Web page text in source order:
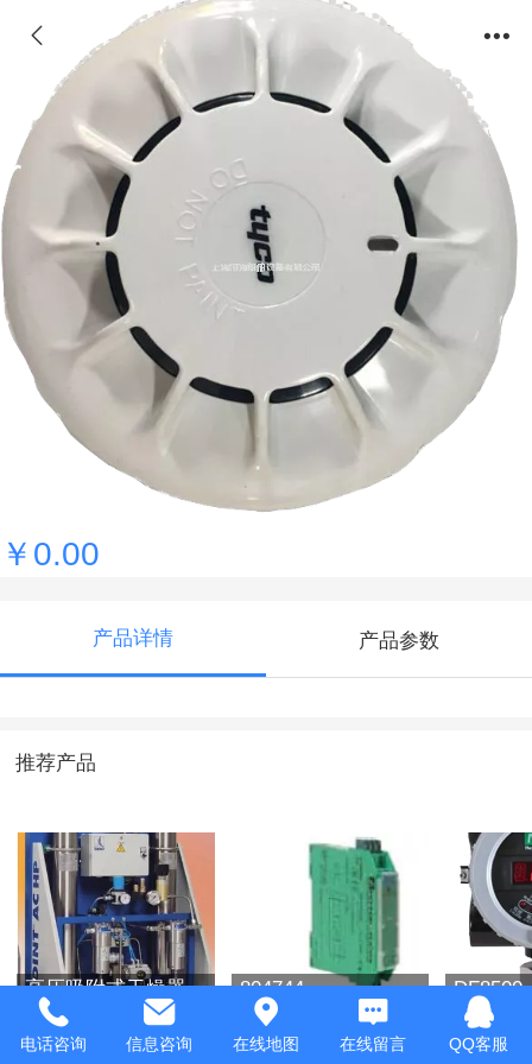
611H-F 定温探测器（60°C）
￥0.00
产品详情 产品参数
推荐产品
高压吸附式干燥器 804744
体检测
电话咨询 信息咨询 在线地图 在线留言 QQ客服